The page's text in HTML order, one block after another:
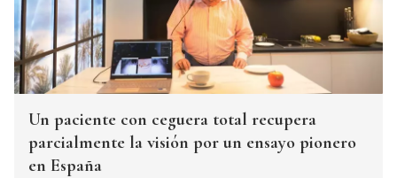
Un paciente con ceguera total recupera
parcialmente la visión por un ensayo pionero
en España